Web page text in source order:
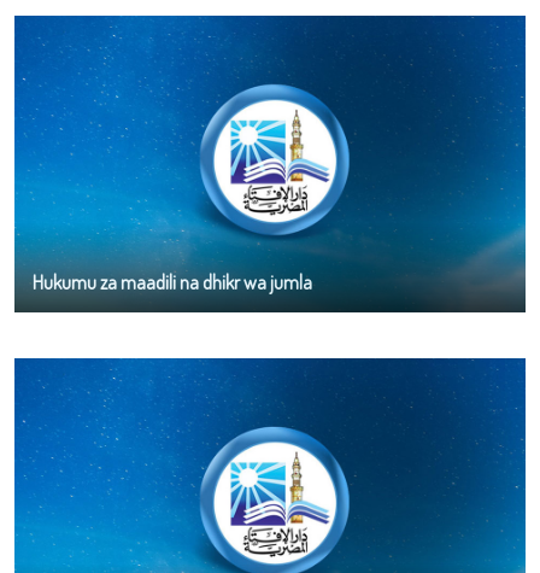
Hukumu za maadili na dhikr wa jumla